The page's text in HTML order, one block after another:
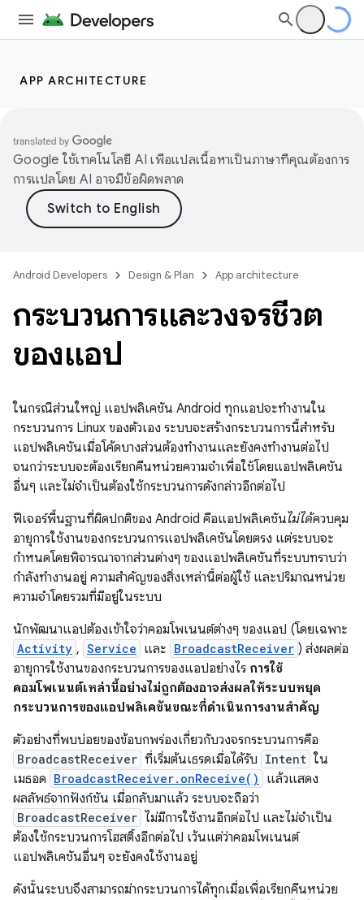
APP ARCHITECTURE
Google ใช้เทคโนโลยี AI เพื่อแปลเนื้อหาเป็นภาษาที่คุณต้องการ
การแปลโดย AI อาจมีข้อผิดพลาด
Android Developers Design & Plan App architecture
กระบวนการและวงจรชีวิต
ของแอป
ในกรณีส่วนใหญ่ แอปพลิเคชัน Android ทุกแอปจะทำงานใน
กระบวนการ Linux ของตัวเอง ระบบจะสร้างกระบวนการนี้สําหรับ
แอปพลิเคชันเมื่อโค้ดบางส่วนต้องทํางานและยังคงทํางานต่อไป
จนกว่าระบบจะต้องเรียกคืนหน่วยความจําเพื่อใช้โดยแอปพลิเคชัน
อื่นๆ และไม่จำเป็นต้องใช้กระบวนการดังกล่าวอีกต่อไป
ฟีเจอร์พื้นฐานที่ผิดปกติของ Android คือแอปพลิเคชันไม่ได้ควบคุม
อายุการใช้งานของกระบวนการแอปพลิเคชันโดยตรง แต่ระบบจะ
กำหนดโดยพิจารณาจากส่วนต่างๆ ของแอปพลิเคชันที่ระบบทราบว่า
กำลังทำงานอยู่ ความสำคัญของสิ่งเหล่านี้ต่อผู้ใช้ และปริมาณหน่วย
ความจำโดยรวมที่มีอยู่ในระบบ
นักพัฒนาแอปต้องเข้าใจว่าคอมโพเนนต์ต่างๆ ของแอป (โดยเฉพาะ
Activity , Service และ BroadcastReceiver ) ส่งผลต่อ
อายุการใช้งานของกระบวนการของแอปอย่างไร การใช้
คอมโพเนนต์เหล่านี้อย่างไม่ถูกต้องอาจส่งผลให้ระบบหยุด
กระบวนการของแอปพลิเคชันขณะที่ดำเนินการงานสำคัญ
ตัวอย่างที่พบบ่อยของข้อบกพร่องเกี่ยวกับวงจรกระบวนการคือ
BroadcastReceiver ที่เริ่มต้นเธรดเมื่อได้รับ Intent ใน
เมธอด BroadcastReceiver.onReceive()
แล้วแสดง
ผลลัพธ์จากฟังก์ชัน เมื่อกลับมาแล้ว ระบบจะถือว่า
BroadcastReceiver ไม่มีการใช้งานอีกต่อไป และไม่จำเป็น
ต้องใช้กระบวนการโฮสติ้งอีกต่อไป เว้นแต่ว่าคอมโพเนนต์
แอปพลิเคชันอื่นๆ จะยังคงใช้งานอยู่
ดังนั้นระบบจึงสามารถฆ่ากระบวนการได้ทุกเมื่อเพื่อเรียกคืนหน่วย